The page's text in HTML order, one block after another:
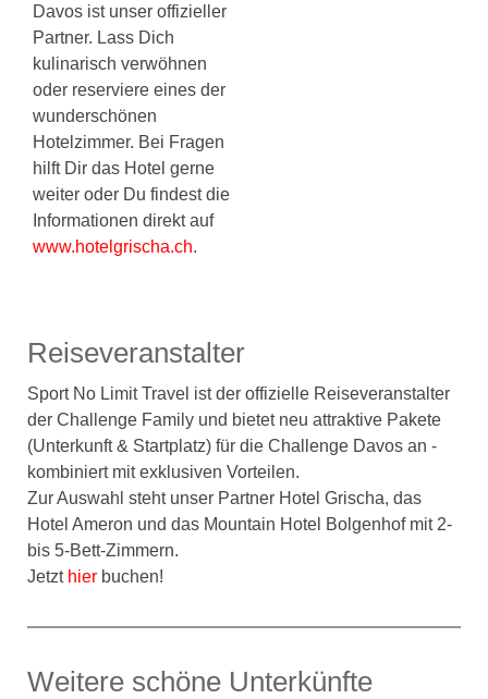
Davos ist unser offizieller
Partner. Lass Dich
kulinarisch verwöhnen
oder reserviere eines der
wunderschönen
Hotelzimmer. Bei Fragen
hilft Dir das Hotel gerne
weiter oder Du findest die
Informationen direkt auf
www.hotelgrischa.ch.
Reiseveranstalter
Sport No Limit Travel ist der offizielle Reiseveranstalter
der Challenge Family und bietet neu attraktive Pakete
(Unterkunft & Startplatz) für die Challenge Davos an -
kombiniert mit exklusiven Vorteilen.
Zur Auswahl steht unser Partner Hotel Grischa, das
Hotel Ameron und das Mountain Hotel Bolgenhof mit 2-
bis 5-Bett-Zimmern.
Jetzt hier buchen!
Weitere schöne Unterkünfte